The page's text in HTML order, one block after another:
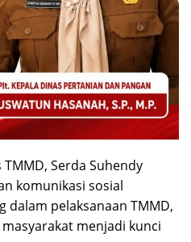
Serda Suhendy
komunikasi sosial
dalam pelaksanaan TMMD,
menjadi kunci